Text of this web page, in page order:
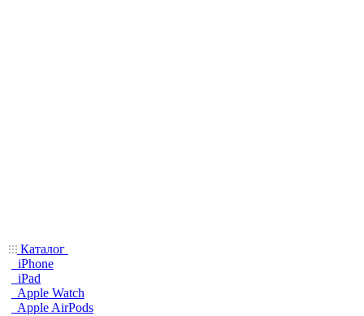
Каталог
iPhone
iPad
Apple Watch
Apple AirPods